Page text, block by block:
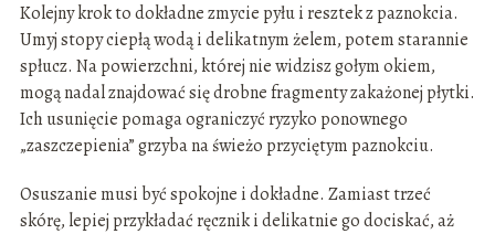
Kolejny krok to dokładne zmycie pyłu i resztek z paznokcia.
Umyj stopy ciepłą wodą i delikatnym żelem, potem starannie
spłucz. Na powierzchni, której nie widzisz gołym okiem,
mogą nadal znajdować się drobne fragmenty zakażonej płytki.
Ich usunięcie pomaga ograniczyć ryzyko ponownego
„zaszczepienia” grzyba na świeżo przyciętym paznokciu.
Osuszanie musi być spokojne i dokładne. Zamiast trzeć
skórę, lepiej przykładać ręcznik i delikatnie go dociskać, aż